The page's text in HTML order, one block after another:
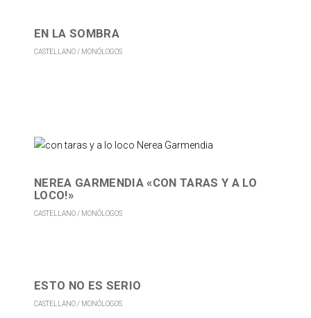
EN LA SOMBRA
CASTELLANO MONÓLOGOS
NEREA GARMENDIA «CON TARAS Y A LO
LOCO!»
CASTELLANO MONÓLOGOS
ESTO NO ES SERIO
CASTELLANO MONÓLOGOS